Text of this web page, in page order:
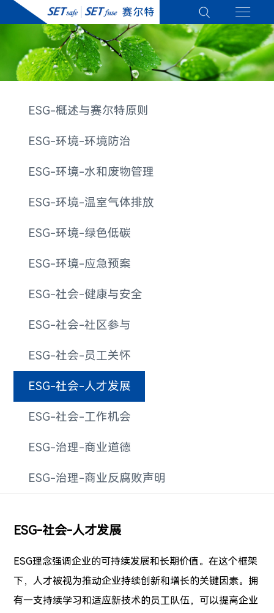
ESG-概述与赛尔特原则
ESG-环境-环境防治
ESG-环境-水和废物管理
ESG-环境-温室气体排放
ESG-环境-绿色低碳
ESG-环境-应急预案
ESG-社会-健康与安全
ESG-社会-社区参与
ESG-社会-员工关怀
ESG-社会-人才发展
ESG-社会-工作机会
ESG-治理-商业道德
ESG-治理-商业反腐败声明
ESG-社会-人才发展
ESG理念强调企业的可持续发展和长期价值。在这个框架
下，人才被视为推动企业持续创新和增长的关键因素。拥
有一支持续学习和适应新技术的员工队伍，可以提高企业